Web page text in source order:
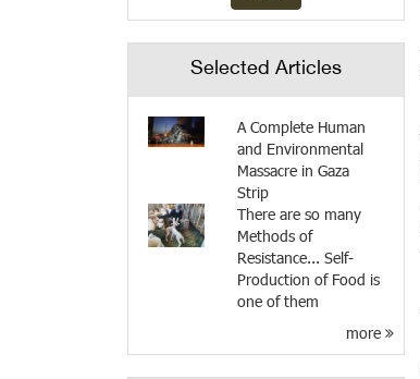
Selected Articles
A Complete Human
and Environmental
Massacre in Gaza
Strip
There are so many
Methods of
Resistance... Self-
Production of Food is
one of them